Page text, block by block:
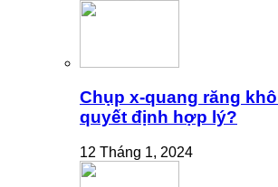
Chụp x-quang răng
quyết định hợp lý?
12 Tháng 1, 2024